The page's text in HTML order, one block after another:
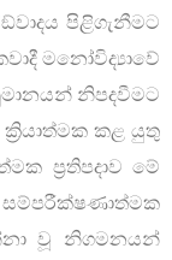
පිළිගැනීමට
මනෝවිද්‍යාවේ
නිපදවීමට
කළ යුතු
ප්‍රතිපදාව මේ
වූ නිගමනයන්